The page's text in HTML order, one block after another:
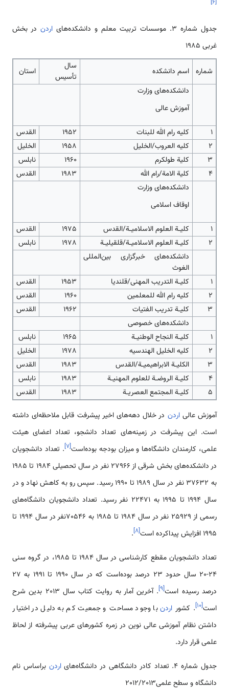
[۶]
جدول شماره 3. موسسات تربیت معلم و دانشکده‌های اردن در بخش
غربی 1985
شماره اسم دانشکده
سال
تأسیس
استان
دانشکده‌های وزارت
آموزش عالی
1 کلیه رام الله للبنات 1952
القدس
2
کلیه العروب/الخلیل 1958
الخلیل
3
کلیة طولکرم 1960
نابلس
4
کلیة الامة/رام الله 1983
القدس
دانشکده‌های وزارت
اوقاف اسلامی
1 کلیــة العلوم الاسلامیــة/القدس 1975
القدس
2
کلیــة العلوم الاسلامیــة/قلقیلیــة 1978
نابلس
دانشکده‌های خبرگزاری بین‌المللی
الغوث
1
کلیــة التدریب المهنی/قلندیا 1953
القدس
2
کلیه رام الله للمعلمین 1960
القدس
3
کلیــة تدریب الفتیات 1962
القدس
دانشکده‌های خصوصی
1
کلیــة النجاح الوطنیــة 1965
نابلس
2
کلیه الخلیل الهندسیه 1978
الخلیل
3
الکلیــة الابراهیمیــة/القدس 1983
القدس
4
کلیــة الروضــة للعلوم المهنیــة 1983
نابلس
5
کلیــة المجتمع العصریــة 1983 القدس
آموزش عالیاردن در خلال دهه‌های اخیر پیشرفت قابل ملاحظه‌ای داشته
است. این پیشرفت در زمینه‌های تعداد دانشجو، تعداد اعضای هیئت
علمی، کارمندان دانشگاه‌ها و میزان بودجه بوده‌است[۷]. تعداد دانشجویان
در دانشکده‌های بخش شرقی از 27966 نفر در سال تحصیلی 1984 تا 1985
به 37632 نفر در سال 1989 تا 1990 رسید. سپس رو به کاهش نهاد و در
سال 1994 تا 1995 به 22471 نفر رسید. تعداد دانشجویان دانشگاه‌های
رسمی‌ از 25929 نفر در سال 1984 تا 1985 به 70546نفر در سال 1994 تا
1995 افزایش پیداکرده است
[۸]
.
تعداد دانشجویان مقطع کارشناسی در سال 1984 تا 1985، در گروه سنی
24-20 سال حدود 23 درصد بوده‌است که در سال 1990 تا 1991 به 27
درصد رسیده است[۹]
. آخرین آمار به روایت کتاب سال 2013 بدین شرح
است[۱۰]. کشور اردنبا وجود مساحت و جمعیت کم به دلیل در اختیار
داشتن نظام آموزشی عالی نوین در زمره کشورهای عربی پیشرفته از لحاظ
علمی‌ قرار دارد.
جدول شماره 4. تعداد کادر دانشگاهی در دانشگاه‌های اردن براساس نام
دانشگاه و سطح علمی‌2012/2013